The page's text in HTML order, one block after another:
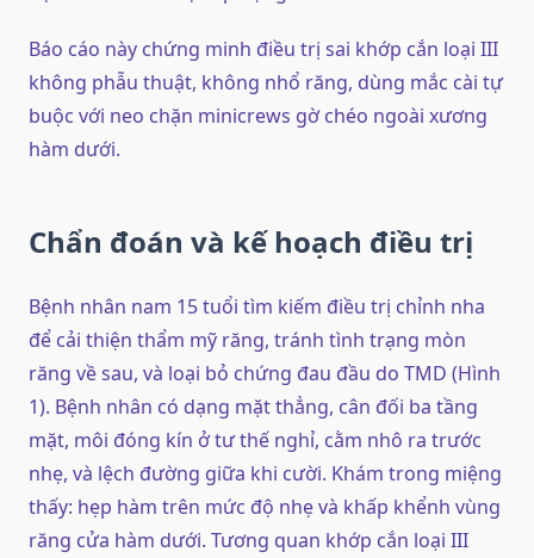
Báo cáo này chứng minh điều trị sai khớp cắn loại III
không phẫu thuật, không nhổ răng, dùng mắc cài tự
buộc với neo chặn minicrews gờ chéo ngoài xương
hàm dưới.
Chẩn đoán và kế hoạch điều trị
Bệnh nhân nam 15 tuổi tìm kiếm điều trị chỉnh nha
để cải thiện thẩm mỹ răng, tránh tình trạng mòn
răng về sau, và loại bỏ chứng đau đầu do TMD (Hình
1). Bệnh nhân có dạng mặt thẳng, cân đối ba tầng
mặt, môi đóng kín ở tư thế nghỉ, cằm nhô ra trước
nhẹ, và lệch đường giữa khi cười. Khám trong miệng
thấy: hẹp hàm trên mức độ nhẹ và khấp khểnh vùng
răng cửa hàm dưới. Tương quan khớp cắn loại III